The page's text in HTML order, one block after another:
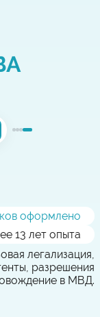
оформлено
13 лет опыта
легализация,
разрешения
в МВД.